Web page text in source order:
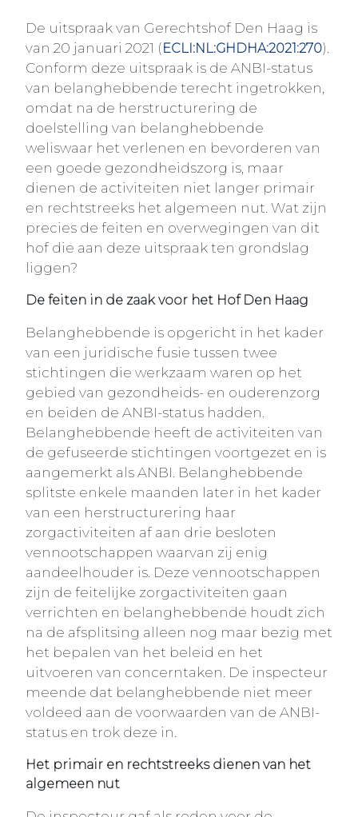
De uitspraak van Gerechtshof Den Haag is
van 20 januari 2021 (ECLI:NL:GHDHA:2021:270).
Conform deze uitspraak is de ANBI-status
van belanghebbende terecht ingetrokken,
omdat na de herstructurering de
doelstelling van belanghebbende
weliswaar het verlenen en bevorderen van
een goede gezondheidszorg is, maar
dienen de activiteiten niet langer primair
en rechtstreeks het algemeen nut. Wat zijn
precies de feiten en overwegingen van dit
hof die aan deze uitspraak ten grondslag
liggen?
De feiten in de zaak voor het Hof Den Haag
Belanghebbende is opgericht in het kader
van een juridische fusie tussen twee
stichtingen die werkzaam waren op het
gebied van gezondheids- en ouderenzorg
en beiden de ANBI-status hadden.
Belanghebbende heeft de activiteiten van
de gefuseerde stichtingen voortgezet en is
aangemerkt als ANBI. Belanghebbende
splitste enkele maanden later in het kader
van een herstructurering haar
zorgactiviteiten af aan drie besloten
vennootschappen waarvan zij enig
aandeelhouder is. Deze vennootschappen
zijn de feitelijke zorgactiviteiten gaan
verrichten en belanghebbende houdt zich
na de afsplitsing alleen nog maar bezig met
het bepalen van het beleid en het
uitvoeren van concerntaken. De inspecteur
meende dat belanghebbende niet meer
voldeed aan de voorwaarden van de ANBI-
status en trok deze in.
Het primair en rechtstreeks dienen van het
algemeen nut